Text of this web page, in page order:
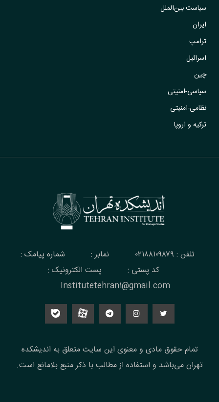
سیاست بین‌الملل
ایران
ترامپ
اسرائیل
چین
سیاسی-امنیتی
نظامی-امنیتی
ترکیه و اروپا
تلفن : ۰۲۱۸۸۱۰۹۸۷۹ نمابر :
شماره پیامک :
کد پستی :
پست الکترونیک :
Institutetehran1@gmail.com
تمام حقوق مادی و معنوی این سایت متعلق به اندیشکده
تهران می‌باشد و استفاده از مطالب با ذکر منبع بلامانع است.